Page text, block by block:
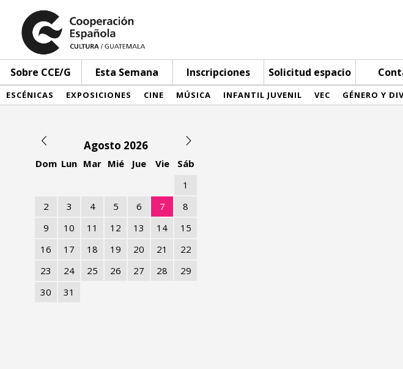
Sobre CCE/G Esta Semana Inscripciones Solicitud espacio
ESCÉNICAS EXPOSICIONES CINE MÚSICA INFANTIL JUVENIL VEC GÉNERO Y
Agosto 2026
Dom Lun Mar Mié Jue Vie
Sáb
1
2
3 4 5 6 7
8
9
10 11 12 13 14
15
16
17 18 19 20 21
22
23
24 25 26 27 28
29
30
31